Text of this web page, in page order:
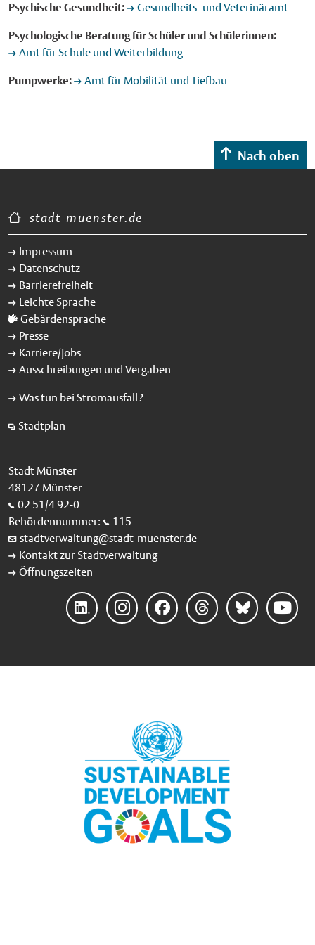
Psychische Gesundheit: Gesundheits- und Veterinäramt
Psychologische Beratung für Schüler und Schülerinnen:
Amt für Schule und Weiterbildung
Pumpwerke: Amt für Mobilität und Tiefbau
Nach oben
stadt-muenster.de
Impressum
Datenschutz
Barrierefreiheit
Leichte Sprache
Gebärdensprache
Presse
Karriere/Jobs
Ausschreibungen und Vergaben
Was tun bei Stromausfall?
Stadtplan
Stadt Münster
48127 Münster
02 51/4 92-0
Behördennummer:
115
stadtverwaltung@stadt-muenster.de
Kontakt zur Stadtverwaltung
Öffnungszeiten